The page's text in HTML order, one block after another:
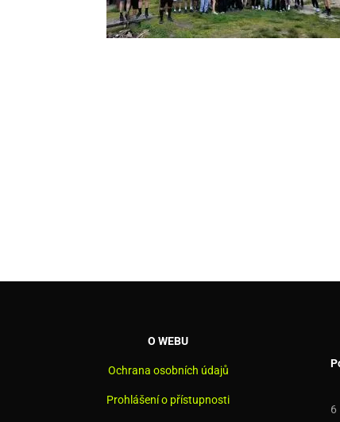
O WEBU
Ochrana osobních údajů
Prohlášení o přístupnosti
6